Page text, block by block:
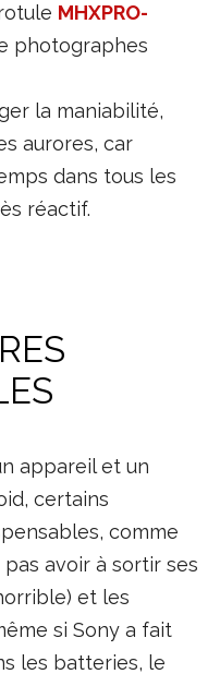
MHXPRO-
photographes
la maniabilité,
aurores, car
dans tous les
réactif.
appareil et un
certains
comme
avoir à sortir ses
et les
si Sony a fait
les batteries, le